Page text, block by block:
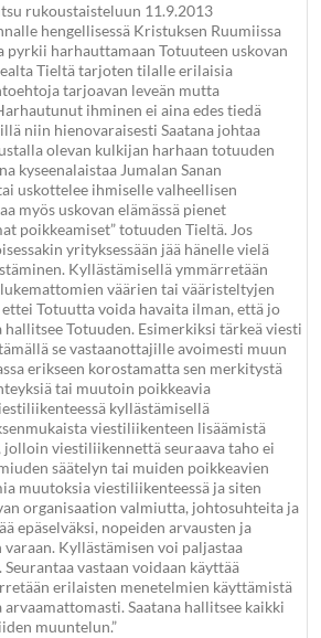
rukoustaisteluun 11.9.2013
hengellisessä Kristuksen Ruumiissa
pyrkii harhauttamaan Totuuteen uskovan
Tieltä tarjoten tilalle erilaisia
tarjoavan leveän mutta
ihminen ei aina edes tiedä
niin hienovaraisesti Saatana johtaa
olevan kulkijan harhaan totuuden
kyseenalaistaa Jumalan Sanan
uskottelee ihmiselle valheellisen
myös uskovan elämässä pienet
poikkeamiset” totuuden Tieltä. Jos
yrityksessään jää hänelle vielä
Kyllästämisellä ymmärretään
väärien tai vääristeltyjen
Totuutta voida havaita ilman, että jo
Totuuden. Esimerkiksi tärkeä viesti
se vastaanottajille avoimesti muun
erikseen korostamatta sen merkitystä
tai muutoin poikkeavia
kyllästämisellä
viestiliikenteen lisäämistä
viestiliikennettä seuraava taho ei
säätelyn tai muiden poikkeavien
muutoksia viestiliikenteessä ja siten
organisaation valmiutta, johtosuhteita ja
epäselväksi, nopeiden arvausten ja
Kyllästämisen voi paljastaa
vastaan voidaan käyttää
erilaisten menetelmien käyttämistä
Saatana hallitsee kaikki
muuntelun.”